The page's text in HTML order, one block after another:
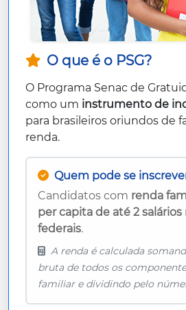
O que é o PSG?
O Programa Senac de
como um instrumento de
para brasileiros oriundos de
renda.
Quem pode se
Candidatos com renda
per capita de até 2
federais.
A renda é calculada
bruta de todos os
familiar e dividindo pelo